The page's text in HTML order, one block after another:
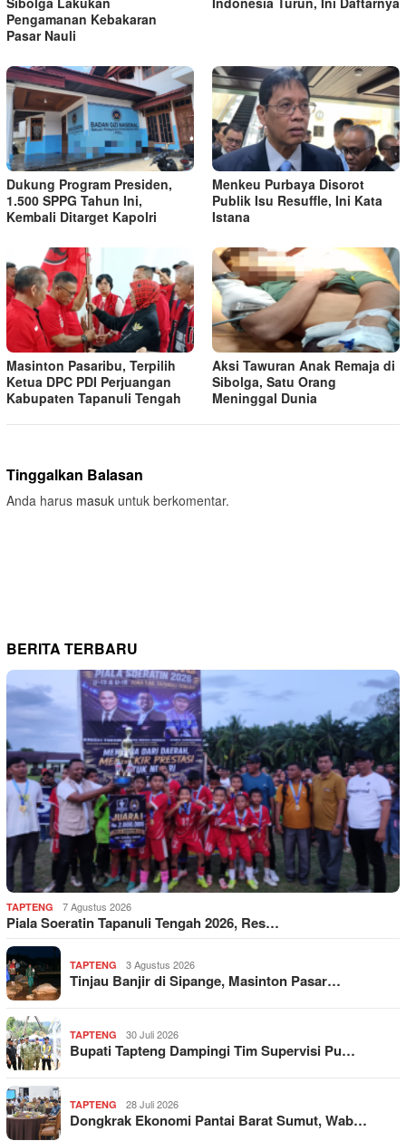
Pengamanan Kebakaran
Pasar Nauli
Dukung Program Presiden,
1.500 SPPG Tahun Ini,
Kembali Ditarget Kapolri
Menkeu Purbaya Disorot
Publik Isu Resuffle, Ini Kata
Istana
Masinton Pasaribu, Terpilih
Ketua DPC PDI Perjuangan
Kabupaten Tapanuli Tengah
Aksi Tawuran Anak Remaja di
Sibolga, Satu Orang
Meninggal Dunia
Tinggalkan Balasan
Anda harus masuk untuk berkomentar.
BERITA TERBARU
TAPTENG 7 Agustus 2026
Piala Soeratin Tapanuli Tengah 2026, Res…
TAPTENG 3 Agustus 2026
Tinjau Banjir di Sipange, Masinton Pasar…
TAPTENG 30 Juli 2026
Bupati Tapteng Dampingi Tim Supervisi Pu…
TAPTENG 28 Juli 2026
Dongkrak Ekonomi Pantai Barat Sumut, Wab…